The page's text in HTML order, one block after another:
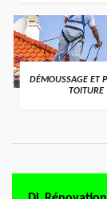
DÉMOUSSAGE ET
TOITURE